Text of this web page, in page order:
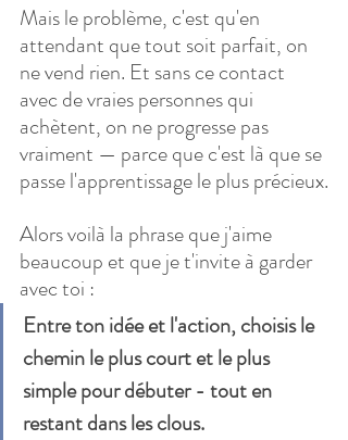
Mais le problème, c'est qu'en
attendant que tout soit parfait, on
ne vend rien. Et sans ce contact
avec de vraies personnes qui
achètent, on ne progresse pas
vraiment — parce que c'est là que se
passe l'apprentissage le plus précieux.
Alors voilà la phrase que j'aime
beaucoup et que je t'invite à garder
avec toi :
Entre ton idée et l'action, choisis le
chemin le plus court et le plus
simple pour débuter - tout en
restant dans les clous.